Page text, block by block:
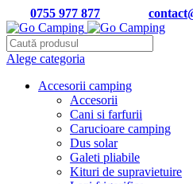
0755 977 877
Alege categoria
Accesorii camping
Accesorii
Cani si farfurii
Carucioare camping
Dus solar
Galeti pliabile
Kituri de supravietuire